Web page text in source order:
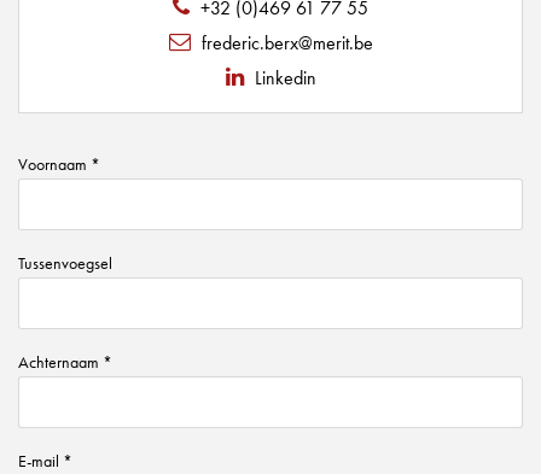
+32 (0)469 61 77 55
frederic.berx@merit.be
Linkedin
Voornaam *
Tussenvoegsel
Achternaam *
E-mail *